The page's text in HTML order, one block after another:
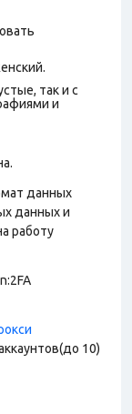
так и с
и
данных
данных и
работу
10)